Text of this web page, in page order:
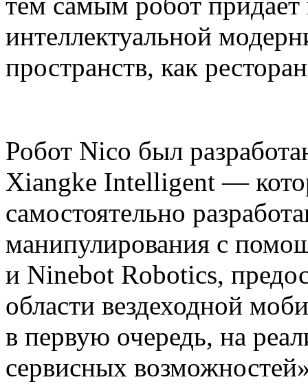
интеллектуальной
пространств, как
Робот Nico был
Xiangke Intelligent —
самостоятельно
манипулирования с
и Ninebot Robotics,
области вездеходной
в первую очередь, на
сервисных